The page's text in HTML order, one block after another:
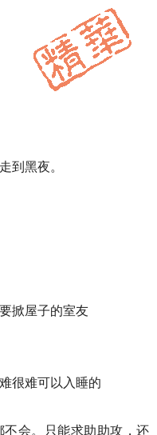
到黑夜。
掀屋子的室友
很难可以入睡的
会。只能求助助攻，还